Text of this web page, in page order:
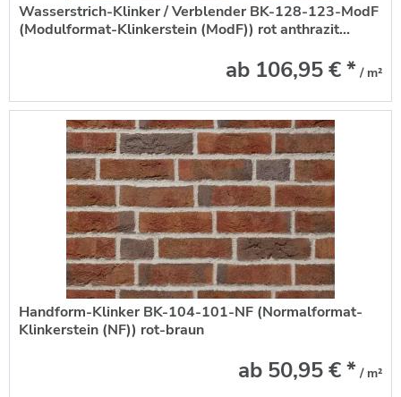
Wasserstrich-Klinker / Verblender BK-128-123-ModF
(Modulformat-Klinkerstein (ModF)) rot anthrazit...
ab 106,95 € * / m²
Handform-Klinker BK-104-101-NF (Normalformat-
Klinkerstein (NF)) rot-braun
ab 50,95 € * / m²